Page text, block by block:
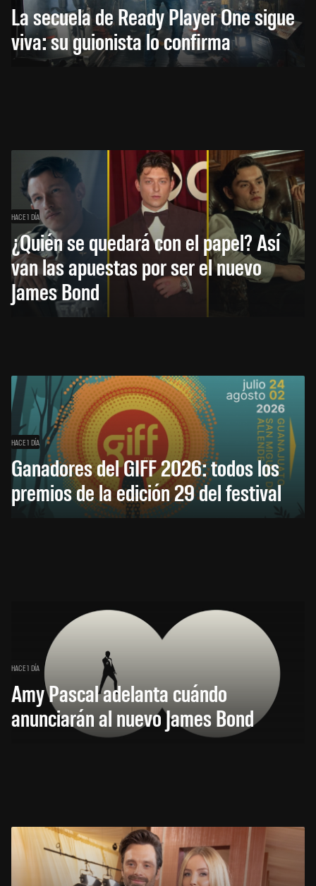
La secuela de Ready Player One sigue
viva: su guionista lo confirma
HACE 1 DÍA
¿Quién se quedará con el papel? Así
van las apuestas por ser el nuevo
James Bond
HACE 1 DÍA
Ganadores del GIFF 2026: todos los
premios de la edición 29 del festival
HACE 1 DÍA
Amy Pascal adelanta cuándo
anunciarán al nuevo James Bond